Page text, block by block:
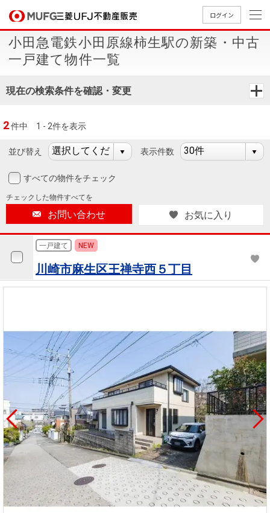
ログイン
買いたいTOP
中古
マン
ショ
ンを
探す
築・
中古
建て
を探
資
用
物
件
を
探
す
用物
件を
探す
購入向け
サービス
住宅ロー
ンシミュ
レーショ
住まい1プ
ラス（お
役立ちコ
売りたいTOP
無
料
査
定
却
相
取り
金額
試算
売却向け
サービス
周辺相場
検索
住まい1プ
ラス（お
役立ちコ
ラム）
住まいと
暮らしの
売却ガイ
ド
店舗案内TOP
店舗のご
案内（首
都圏）
古屋）
案内（関
西）
会社情報TOP
ごあいさ
つ
Way
経営ビジ
ョン
沿革
本社地
ニュース
会社案内
（電子ブ
ック版）
採用情報TOP
新卒採用
情報
買いたい
売りたい
店舗案内
会社情報
採用情報
法人のお客さま
提携企業にお勤めの方
閉じる
小田急電鉄小田原線柿生駅の新築・中古
一戸建て物件一覧
現在の検索条件を確認・変更
2件中 1 - 2件を表示
並び替え 表示件数
すべての物件をチェック
チェックした物件すべてを
お問い合わせ お気に入り
一戸建て NEW
川崎市麻生区王禅寺西５丁目